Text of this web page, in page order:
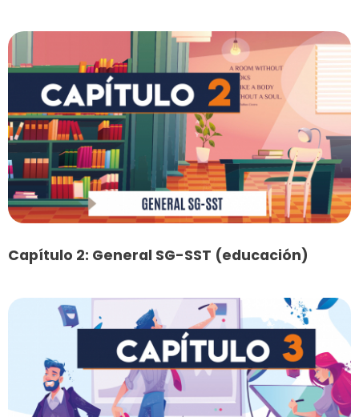
Capítulo 2: General SG-SST (educación)